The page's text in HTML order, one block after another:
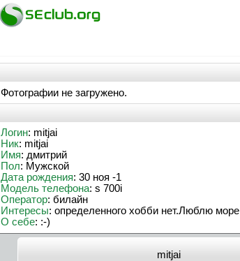
Фотографии не загружено.
Логин: mitjai
Ник: mitjai
Имя: дмитрий
Пол: Мужской
Дата рождения: 30 ноя -1
Модель телефона: s 700i
Оператор: билайн
Интересы: определенного хобби нет.Люблю море
О себе: :-)
mitjai